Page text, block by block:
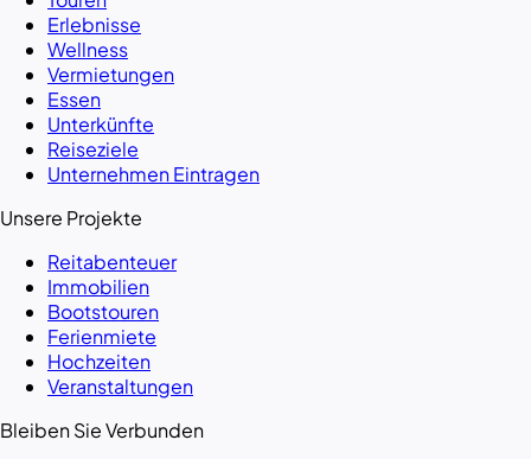
Erlebnisse
Wellness
Vermietungen
Essen
Unterkünfte
Reiseziele
Unternehmen Eintragen
Unsere Projekte
Reitabenteuer
Immobilien
Bootstouren
Ferienmiete
Hochzeiten
Veranstaltungen
Bleiben Sie Verbunden